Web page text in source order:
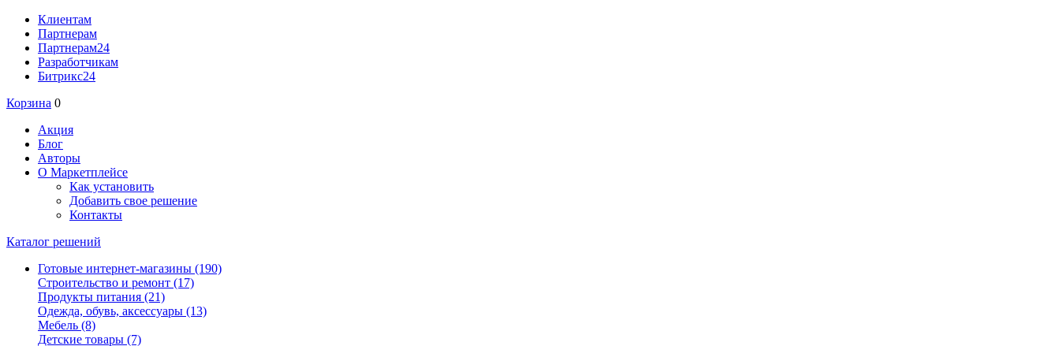
Клиентам
Партнерам
Партнерам24
Разработчикам
Битрикс24
Корзина 0
Акция
Блог
Авторы
О Маркетплейсе
Как установить
Добавить свое решение
Контакты
Каталог решений
Готовые интернет-магазины (190)
Строительство и ремонт (17)
Продукты питания (21)
Одежда, обувь, аксессуары (13)
Мебель (8)
Детские товары (7)